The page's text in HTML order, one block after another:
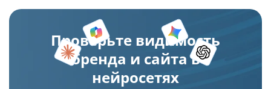
Проверьте видимость
бренда и сайта в
нейросетях